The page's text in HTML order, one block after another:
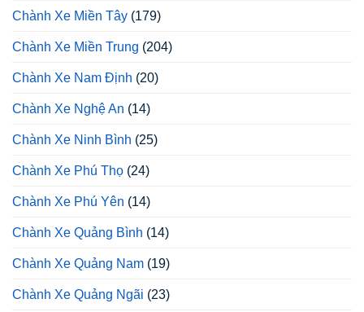
Chành Xe Miền Tây (179)
Chành Xe Miền Trung (204)
Chành Xe Nam Định (20)
Chành Xe Nghệ An (14)
Chành Xe Ninh Bình (25)
Chành Xe Phú Thọ (24)
Chành Xe Phú Yên (14)
Chành Xe Quảng Bình (14)
Chành Xe Quảng Nam (19)
Chành Xe Quảng Ngãi (23)